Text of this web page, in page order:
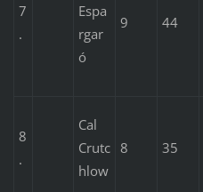
7
.
Espa
rgar
ó
9 44
8
.
Cal
Crutc
hlow
8 35